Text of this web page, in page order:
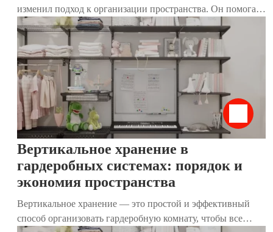
изменил подход к организации пространства. Он помогает
не только избавиться от лишних вещей, но и создать дом,
где каждый предмет приносит радость. Особенно
эффективен этот метод для гардеробных комнат, где
хранятся одежда, обувь и аксессуары. В этой статье мы
разберём, как применить принципы КонМари к хранению
вещей, используя наши современные гардеробные
системы. Они идеально дополняют метод, делая гардероб
функциональным, стильным и удобным.
Вертикальное хранение в
гардеробных системах: порядок и
экономия пространства
Вертикальное хранение — это простой и эффективный
способ организовать гардеробную комнату, чтобы все